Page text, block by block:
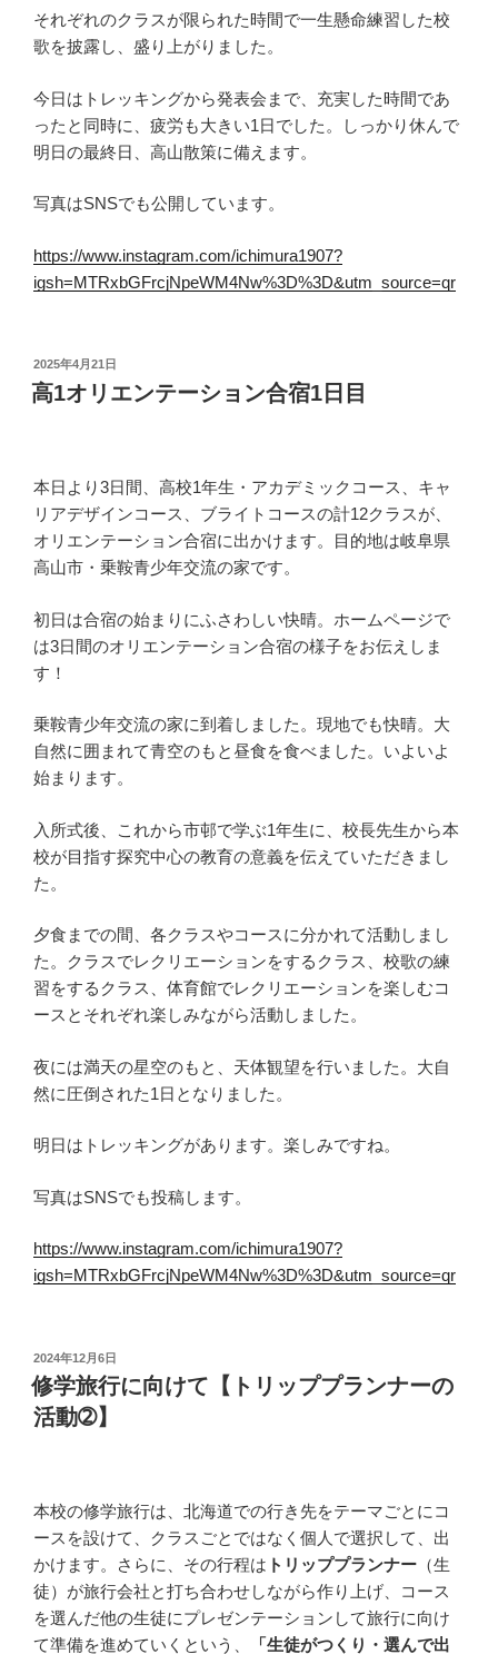
それぞれのクラスが限られた時間で一生懸命練習した校
歌を披露し、盛り上がりました。
今日はトレッキングから発表会まで、充実した時間であ
ったと同時に、疲労も大きい1日でした。しっかり休んで
明日の最終日、高山散策に備えます。
写真はSNSでも公開しています。
https://www.instagram.com/ichimura1907?
igsh=MTRxbGFrcjNpeWM4Nw%3D%3D&utm_source=qr
投
稿
日:
2025年4月21日
高1オリエンテーション合宿1日目
本日より3日間、高校1年生・アカデミックコース、キャ
リアデザインコース、ブライトコースの計12クラスが、
オリエンテーション合宿に出かけます。目的地は岐阜県
高山市・乗鞍青少年交流の家です。
初日は合宿の始まりにふさわしい快晴。ホームページで
は3日間のオリエンテーション合宿の様子をお伝えしま
す！
乗鞍青少年交流の家に到着しました。現地でも快晴。大
自然に囲まれて青空のもと昼食を食べました。いよいよ
始まります。
入所式後、これから市邨で学ぶ1年生に、校長先生から本
校が目指す探究中心の教育の意義を伝えていただきまし
た。
夕食までの間、各クラスやコースに分かれて活動しまし
た。クラスでレクリエーションをするクラス、校歌の練
習をするクラス、体育館でレクリエーションを楽しむコ
ースとそれぞれ楽しみながら活動しました。
夜には満天の星空のもと、天体観望を行いました。大自
然に圧倒された1日となりました。
明日はトレッキングがあります。楽しみですね。
写真はSNSでも投稿します。
https://www.instagram.com/ichimura1907?
igsh=MTRxbGFrcjNpeWM4Nw%3D%3D&utm_source=qr
投
稿
日:
2024年12月6日
修学旅行に向けて【トリッププランナーの
活動➁】
本校の修学旅行は、北海道での行き先をテーマごとにコ
ースを設けて、クラスごとではなく個人で選択して、出
かけます。さらに、その行程は トリッププランナー （生
徒）が旅行会社と打ち合わせしながら作り上げ、コース
を選んだ他の生徒にプレゼンテーションして旅行に向け
て準備を進めていくという、
「生徒がつくり・選んで出